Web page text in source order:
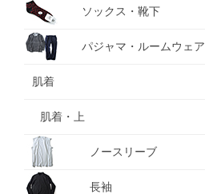
ソックス・靴下
パジャマ・ルームウェア
肌着
肌着・上
ノースリーブ
長袖